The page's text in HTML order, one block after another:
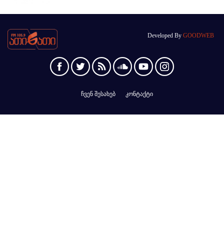
Developed By GOODWEB
ჩვენ შესახებ კონტაქტი